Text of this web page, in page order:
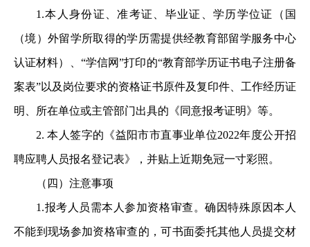
1.本人身份证、准考证、毕业证、学历学位证（国
（境）外留学所取得的学历需提供经教育部留学服务中心
认证材料）、“学信网”打印的“教育部学历证书电子注册备
案表”以及岗位要求的资格证书原件及复印件、工作经历证
明、所在单位或主管部门出具的《同意报考证明》等。
2. 本人签字的《益阳市市直事业单位2022年度公开招
聘应聘人员报名登记表》，并贴上近期免冠一寸彩照。
（四）注意事项
1.报考人员需本人参加资格审查。确因特殊原因本人
不能到现场参加资格审查的，可书面委托其他人员提交材